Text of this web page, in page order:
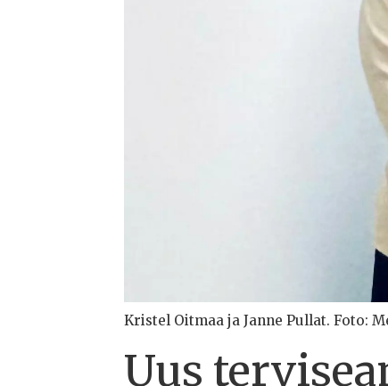
Kristel Oitmaa ja Janne Pullat. Foto:
Uus